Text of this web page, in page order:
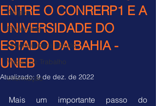
Artigos
Entrevistas
Materiais para Estudo
Vagas de Trabalho
Informação
ENTRE O CONRERP1 E A
UNIVERSIDADE DO
ESTADO DA BAHIA -
UNEB
Atualizado:9 de dez. de 2022
Mais um importante passo do